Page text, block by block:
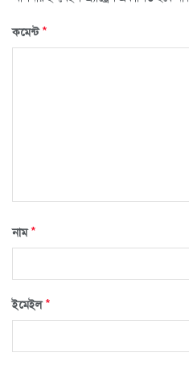
কমেন্ট*
নাম*
ইমেইল*